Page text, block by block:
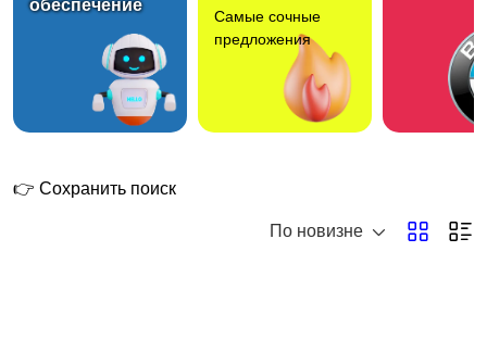
обеспечение
Самые сочные
предложения
👉 Сохранить поиск
По новизне